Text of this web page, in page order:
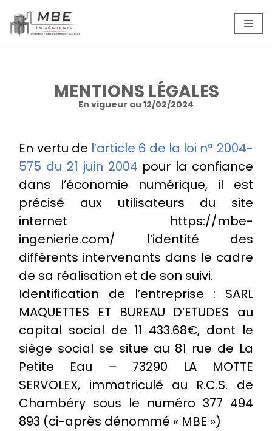
Aller
MENTIONS LÉGALES
En vigueur au 12/02/2024
En vertu de l’article 6 de la loi n° 2004-
575 du 21 juin 2004 pour la confiance
dans l’économie numérique, il est
précisé aux utilisateurs du site
internet https://mbe-
ingenierie.com/ l’identité des
différents intervenants dans le cadre
de sa réalisation et de son suivi.
Identification de l’entreprise : SARL
MAQUETTES ET BUREAU D’ETUDES au
capital social de 11 433.68€, dont le
siège social se situe au 81 rue de La
Petite Eau – 73290 LA MOTTE
SERVOLEX, immatriculé au R.C.S. de
Chambéry sous le numéro 377 494
893 (ci-après dénommé « MBE »)